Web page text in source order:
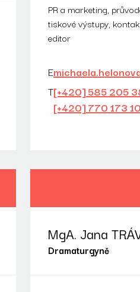
PR a marketing,
tiskové výstupy,
editor
E
T[+420] 585 205
[+420] 770 173
MgA. Jana
Dramaturgyně